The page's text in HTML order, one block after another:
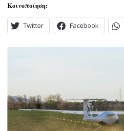
Κοινοποίηση:
Twitter Facebook